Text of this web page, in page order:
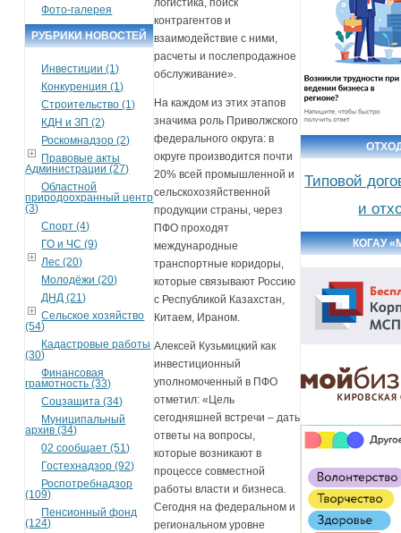
Фото-галерея
РУБРИКИ НОВОСТЕЙ
Инвестиции (1)
Конкуренция (1)
Строительство (1)
КДН и ЗП (2)
Роскомнадзор (2)
Правовые акты
Администрации (27)
Областной
природоохранный центр
(3)
Спорт (4)
ГО и ЧС (9)
Лес (20)
Молодёжи (20)
ДНД (21)
Сельское хозяйство
(54)
Кадастровые работы
(30)
Финансовая
грамотность (33)
Соцзащита (34)
Муниципальный
архив (34)
02 сообщает (51)
Гостехнадзор (92)
Роспотребнадзор
(109)
Пенсионный фонд
(124)
логистика, поиск
контрагентов и
взаимодействие с ними,
расчеты и послепродажное
обслуживание».
На каждом из этих этапов
значима роль Приволжского
федерального округа: в
округе производится почти
20% всей промышленной и
сельскохозяйственной
продукции страны, через
ПФО проходят
международные
транспортные коридоры,
которые связывают Россию
с Республикой Казахстан,
Китаем, Ираном.
Алексей Кузьмицкий как
инвестиционный
уполномоченный в ПФО
отметил: «Цель
сегодняшней встречи – дать
ответы на вопросы,
которые возникают в
процессе совместной
работы власти и бизнеса.
Сегодня на федеральном и
региональном уровне
Типовой
и
КОГАУ